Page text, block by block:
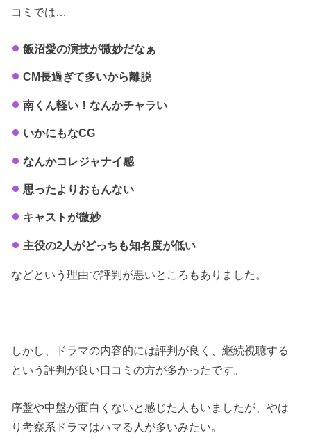
コミでは…
飯沼愛の演技が微妙だなぁ
CM長過ぎて多いから離脱
南くん軽い！なんかチャラい
いかにもなCG
なんかコレジャナイ感
思ったよりおもんない
キャストが微妙
主役の2人がどっちも知名度が低い
などという理由で評判が悪いところもありました。
しかし、ドラマの内容的には評判が良く、継続視聴する
という評判が良い口コミの方が多かったです。
序盤や中盤が面白くないと感じた人もいましたが、やは
り考察系ドラマはハマる人が多いみたい。